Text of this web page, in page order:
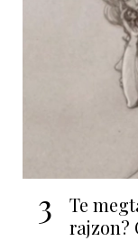
3
Te
rajzon?